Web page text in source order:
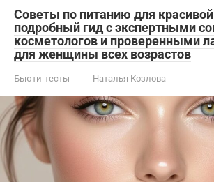
Советы по питанию для
подробный гид с экспертными
косметологов и проверенными
для женщины всех возрастов
Бьюти-тесты Наталья Козлова